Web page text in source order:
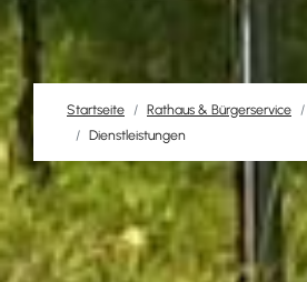
Startseite Rathaus & Bürgerservice
Dienstleistungen